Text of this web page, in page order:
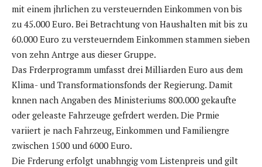
mit einem jhrlichen zu versteuernden Einkommen von bis
zu 45.000 Euro. Bei Betrachtung von Haushalten mit bis zu
60.000 Euro zu versteuerndem Einkommen stammen sieben
von zehn Antrge aus dieser Gruppe.
Das Frderprogramm umfasst drei Milliarden Euro aus dem
Klima- und Transformationsfonds der Regierung. Damit
knnen nach Angaben des Ministeriums 800.000 gekaufte
oder geleaste Fahrzeuge gefrdert werden. Die Prmie
variiert je nach Fahrzeug, Einkommen und Familiengre
zwischen 1500 und 6000 Euro.
Die Frderung erfolgt unabhngig vom Listenpreis und gilt